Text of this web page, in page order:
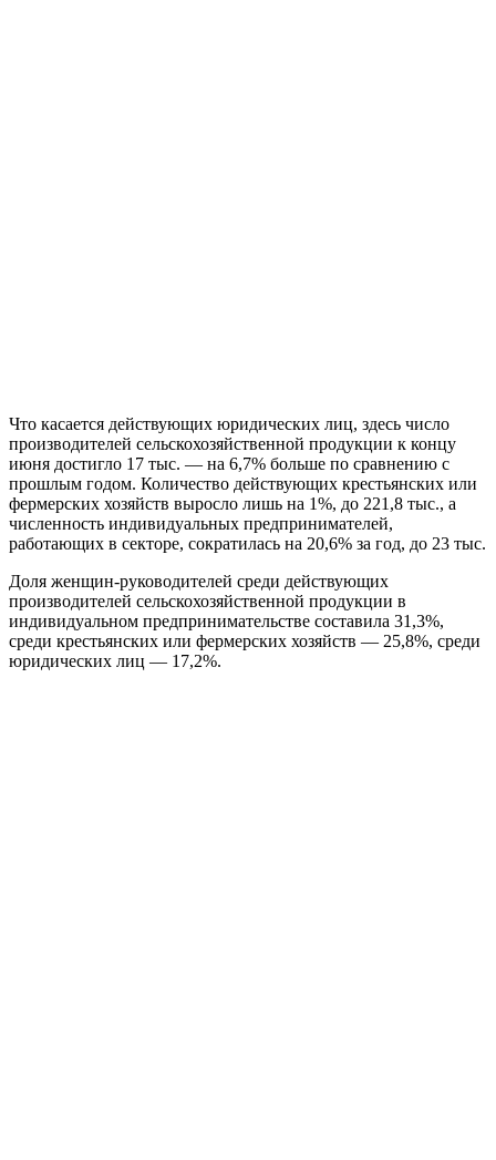
Что касается действующих юридических лиц, здесь число
производителей сельскохозяйственной продукции к концу
июня достигло 17 тыс. — на 6,7% больше по сравнению с
прошлым годом. Количество действующих крестьянских или
фермерских хозяйств выросло лишь на 1%, до 221,8 тыс., а
численность индивидуальных предпринимателей,
работающих в секторе, сократилась на 20,6% за год, до 23 тыс.
Доля женщин-руководителей среди действующих
производителей сельскохозяйственной продукции в
индивидуальном предпринимательстве составила 31,3%,
среди крестьянских или фермерских хозяйств — 25,8%, среди
юридических лиц — 17,2%.